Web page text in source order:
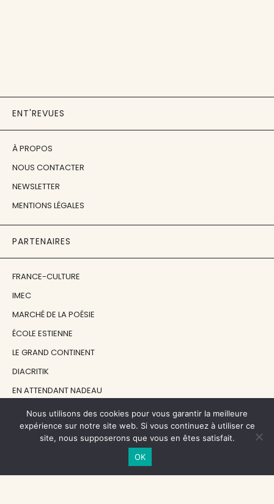
ENT'REVUES
À PROPOS
NOUS CONTACTER
NEWSLETTER
MENTIONS LÉGALES
PARTENAIRES
FRANCE-CULTURE
IMEC
MARCHÉ DE LA POÉSIE
ÉCOLE ESTIENNE
LE GRAND CONTINENT
DIACRITIK
EN ATTENDANT NADEAU
NOS SOUTIENS
Nous utilisons des cookies pour vous garantir la meilleure
expérience sur notre site web. Si vous continuez à utiliser ce
site, nous supposerons que vous en êtes satisfait.
OK